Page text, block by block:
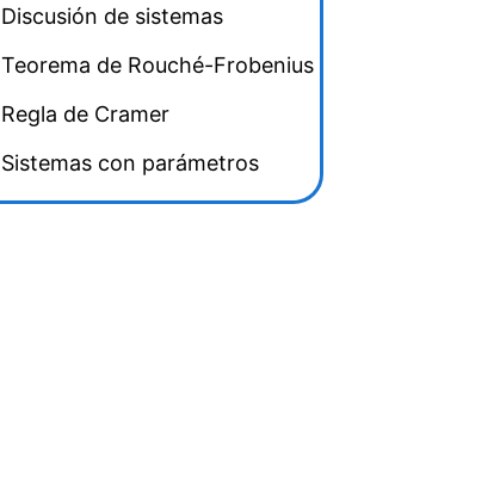
Discusión de sistemas
Teorema de Rouché-Frobenius
Regla de Cramer
Sistemas con parámetros